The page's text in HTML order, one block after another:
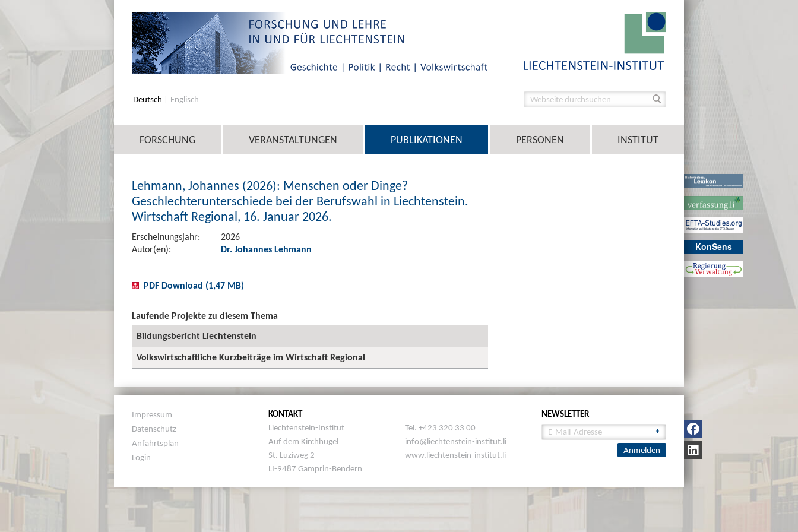
KonSens
Deutsch Englisch
FORSCHUNG VERANSTALTUNGEN PUBLIKATIONEN PERSONEN INSTITUT
Lehmann, Johannes (2026): Menschen oder Dinge?
Geschlechterunterschiede bei der Berufswahl in Liechtenstein.
Wirtschaft Regional, 16. Januar 2026.
Erscheinungsjahr:
2026
Autor(en):
Dr. Johannes Lehmann
PDF Download (1,47 MB)
Laufende Projekte zu diesem Thema
Bildungsbericht Liechtenstein
Volkswirtschaftliche Kurzbeiträge im Wirtschaft Regional
Impressum
Datenschutz
Anfahrtsplan
Login
KONTAKT
Liechtenstein-Institut
Auf dem Kirchhügel
St. Luziweg 2
LI-9487 Gamprin-Bendern
Tel. +423 320 33 00
info@liechtenstein-institut.li
www.liechtenstein-institut.li
NEWSLETTER